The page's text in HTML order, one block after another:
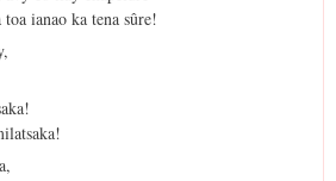
ianao ka tena sûre!